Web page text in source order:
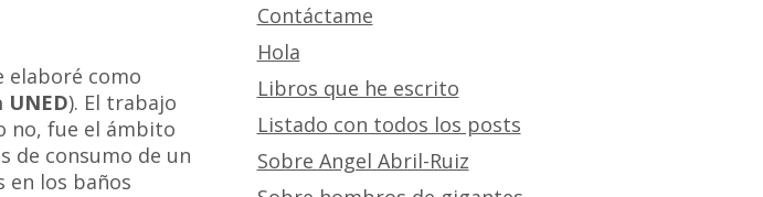
elaboré como
UNED). El trabajo
no, fue el ámbito
de consumo de un
los baños
Contáctame
Hola
Libros que he escrito
Listado con todos los posts
Sobre Angel Abril-Ruiz